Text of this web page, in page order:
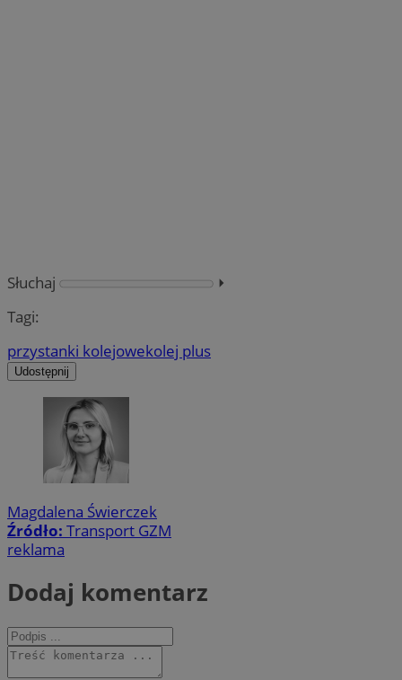
Słuchaj
⏵︎
Tagi:
przystanki kolejowekolej plus
Udostępnij
Magdalena Świerczek
Źródło: Transport GZM
reklama
Dodaj komentarz